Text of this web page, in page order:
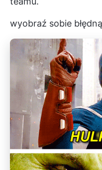
wyobraź sobie